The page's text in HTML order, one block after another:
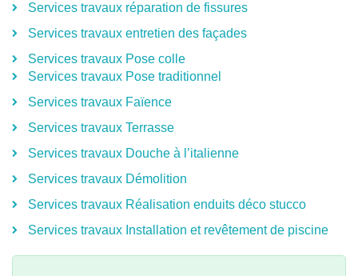
Services travaux réparation de fissures
Services travaux entretien des façades
Services travaux Pose colle
Services travaux Pose traditionnel
Services travaux Faïence
Services travaux Terrasse
Services travaux Douche à l’italienne
Services travaux Démolition
Services travaux Réalisation enduits déco stucco
Services travaux Installation et revêtement de piscine